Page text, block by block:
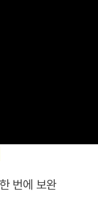
번에 보완